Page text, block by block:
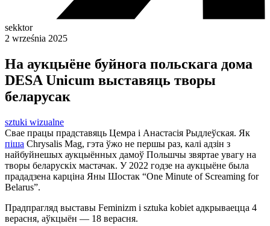
sekktor
2 września 2025
На аукцыёне буйнога польскага дома
DESA Unicum выставяць творы
беларусак
sztuki wizualne
Свае працы прадставяць Цемра і Анастасія Рыдлеўская. Як
піша Сhrysalis Mag, гэта ўжо не першы раз, калі адзін з
найбуйнешых аукцыённых дамоў Польшчы звяртае увагу на
творы беларускіх мастачак. У 2022 годзе на аукцыёне была
прададзена карціна Яны Шостак “One Minute of Screaming for
Belarus”.
Прадпрагляд выставы Feminizm i sztuka kobiet адкрываецца 4
верасня, аўкцыён — 18 верасня.